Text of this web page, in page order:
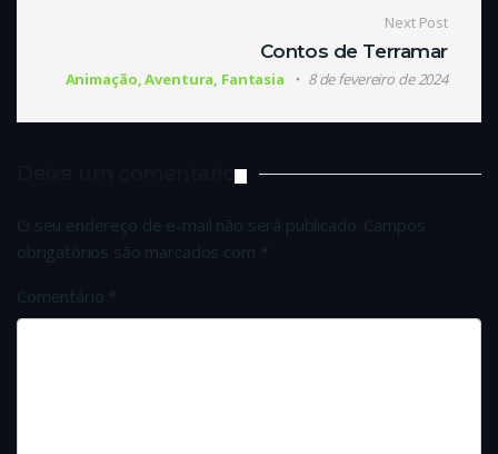
Next Post
Contos de Terramar
Animação, Aventura, Fantasia 8 de fevereiro de 2024
Deixe um comentário
O seu endereço de e-mail não será publicado. Campos
obrigatórios são marcados com *
Comentário *